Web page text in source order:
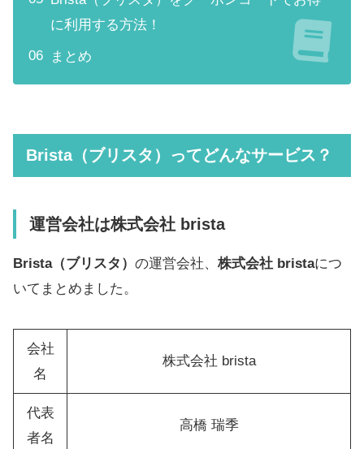
に利用する方法！
まとめ
Brista（ブリスタ）ってどんなサービス？
運営会社は株式会社 brista
Brista（ブリスタ） の運営会社、 株式会社 bristaにつ
いてまとめました。
会社
名
株式会社 brista
代表
者名
高橋 瑞季